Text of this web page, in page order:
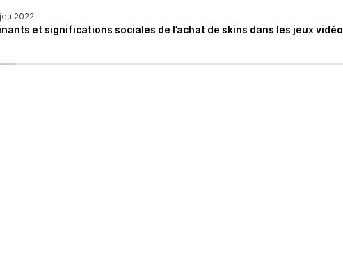
2022
et significations sociales de l’achat de skins dans les jeux vidéo